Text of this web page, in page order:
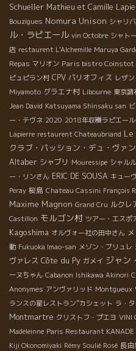
Schueller Mathieu et Camille
Bouzigues Nomura Unison シャリ
ル・ラピエール vin Octobre シャト
店 restaurent L'Alchemille Maruya
Repas マリオン Paris bistro Coinstot
ピュピラン村 CPV パリオフィス レザ
Miyamoto グラエナ村 Libourne 東京調
Jean David Katsuyama Shinsaku san
ー・テヴネ 2020 2018年収穫ラピエール
Lapierre restaurent Chateaubriand
クラブ・パッション・デュ・ヴァン
Altaber シャブリ Mouressipe シャル
ー・リンさん ERIC DE SOUSA キュー
Peray 桜島 Chateau Cassini François
Maxime Magnon Grand Cru ルクレ
Castillon モルゴン村 ツアー・エスポ
Kagoshima オルヴォー社の田中さん
動 Fukuoka Imao-san メゾン・ブリュレ
ヴァレス Côte du Py ガメイ ジャン
ーヌちゃん Cabanon Ishikawa Akinori
Anonymes アンヴァリッド Montgueux
ランスの星レストラン”カシェット ラ・
Montmartre クリストフ・プエヨ VINI
Madeleinne Paris Restaurant KANADE
Kiji Okonomiyaki Rémy Soulié Rosé 長